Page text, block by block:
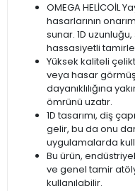
OMEGA HELİCOİL
hasarlarının
sunar. 1D
hassasiyetli
Yüksek kaliteli
veya hasar
dayanıklılığına
ömrünü uzatır.
1D tasarımı, diş
gelir, bu da onu
uygulamalarda
Bu ürün,
ve genel tamir
kullanılabilir.